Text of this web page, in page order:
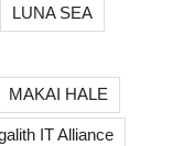
LUNA SEA
MAKAI HALE
IT Alliance